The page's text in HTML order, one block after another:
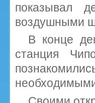
показывал
воздушными
В конце
станция